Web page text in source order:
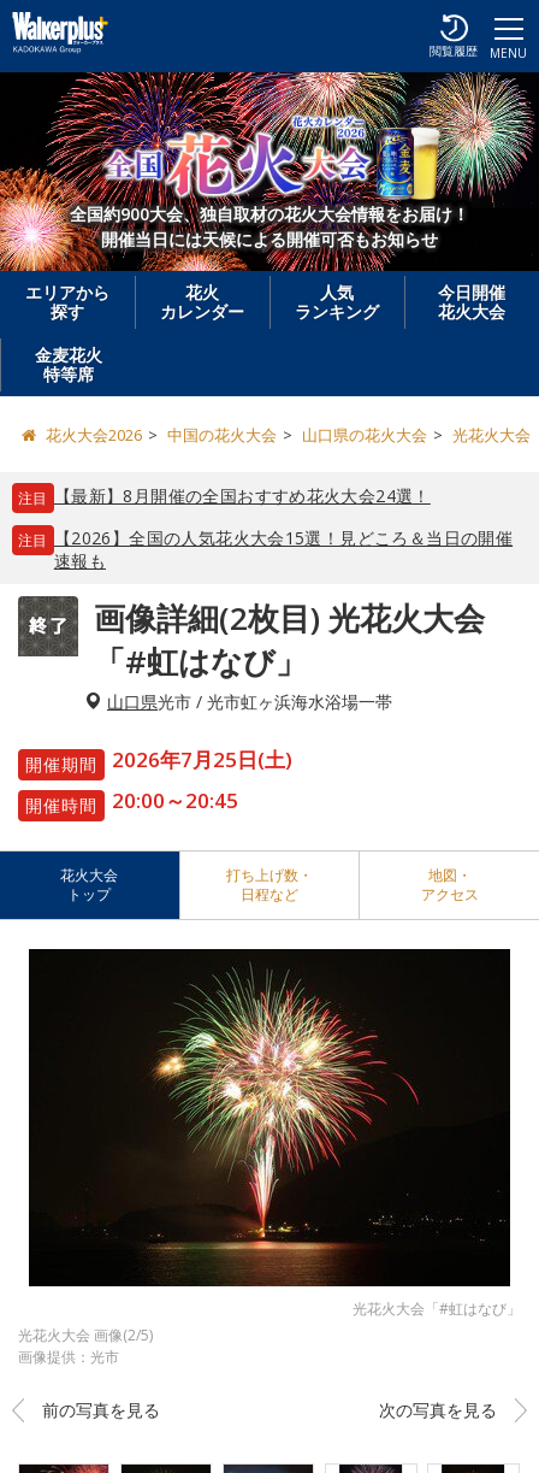
MENU
閲覧履歴
全国約900大会、独自取材の花火大会情報をお届け！
開催当日には天候による開催可否もお知らせ
エリアから
探す
花火
カレンダー
人気
ランキング
今日開催
花火大会
金麦花火
特等席
花火大会2026 中国の花火大会 山口県の花火大会 光花火大会
注目 【最新】8月開催の全国おすすめ花火大会24選！
注目
【2026】全国の人気花火大会15選！見どころ＆当日の開催
速報も
画像詳細(2枚目) 光花火大会
「#虹はなび」
山口県光市 / 光市虹ヶ浜海水浴場一帯
開催期間 2026年7月25日(土)
開催時間 20:00～20:45
花火大会
トップ
打ち上げ数・
日程など
地図・
アクセス
光花火大会「#虹はなび」
光花火大会 画像(2/5)
画像提供：光市
前の写真を見る 次の写真を見る